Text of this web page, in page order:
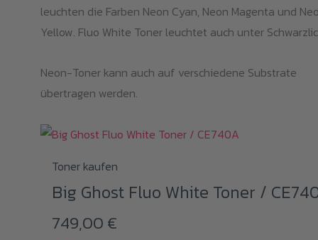
leuchten die Farben Neon Cyan, Neon Magenta und
Yellow. Fluo White Toner leuchtet auch unter
Neon-Toner kann auch auf verschiedene Substrate
übertragen werden.
Toner kaufen
Big Ghost Fluo White Toner /
749,00 €